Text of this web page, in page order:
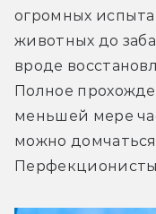
огромных
животных до
вроде
Полное
меньшей мере
можно